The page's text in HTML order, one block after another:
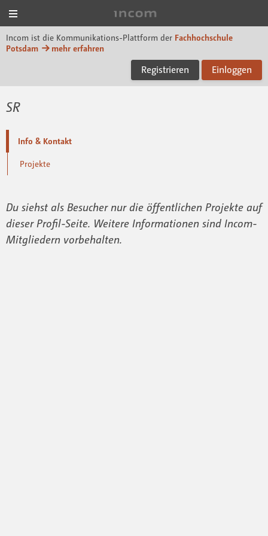
Incom ist die Kommunikations-Plattform der Fachhochschule
Potsdam
mehr erfahren
Registrieren Einloggen
SR
Info & Kontakt
Projekte
Du siehst als Besucher nur die öffentlichen Projekte auf
dieser Profil-Seite. Weitere Informationen sind Incom-
Mitgliedern vorbehalten.